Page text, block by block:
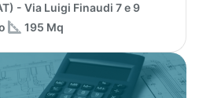
- Via Luigi Finaudi 7 e 9
195 Mq